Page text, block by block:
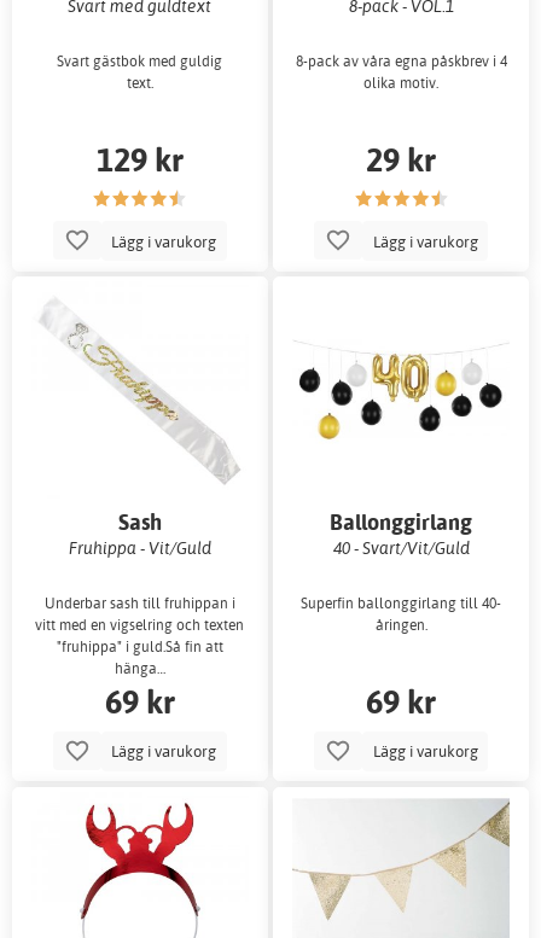
Svart med guldtext
Svart gästbok med guldig
text.
129 kr
Lägg i varukorg
8-pack - VOL.1
8-pack av våra egna påskbrev i 4
olika motiv.
29 kr
Lägg i varukorg
Sash
Fruhippa - Vit/Guld
Underbar sash till fruhippan i
vitt med en vigselring och texten
"fruhippa" i guld.Så fin att
hänga…
69 kr
Lägg i varukorg
Ballonggirlang
40 - Svart/Vit/Guld
Superfin ballonggirlang till 40-
åringen.
69 kr
Lägg i varukorg